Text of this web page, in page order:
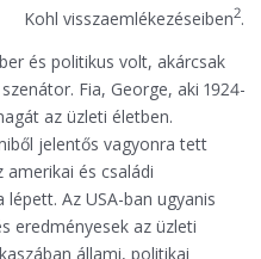
Kohl visszaemlékezéseiben2.
és politikus volt, akárcsak
Fia, George, aki 1924-
az üzleti életben.
jelentős vagyonra tett
és családi
Az USA-ban ugyanis
eredményesek az üzleti
állami, politikai